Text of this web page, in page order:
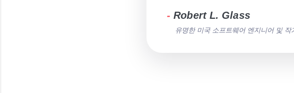
- Robert L. Glass
유명한 미국 소프트웨어 엔지니어 및 작